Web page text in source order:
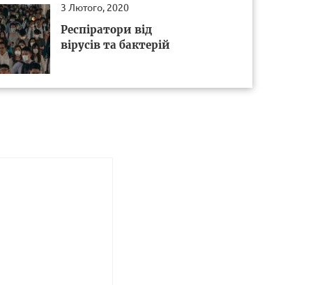
3 Лютого, 2020
Респіратори від
вірусів та бактерій